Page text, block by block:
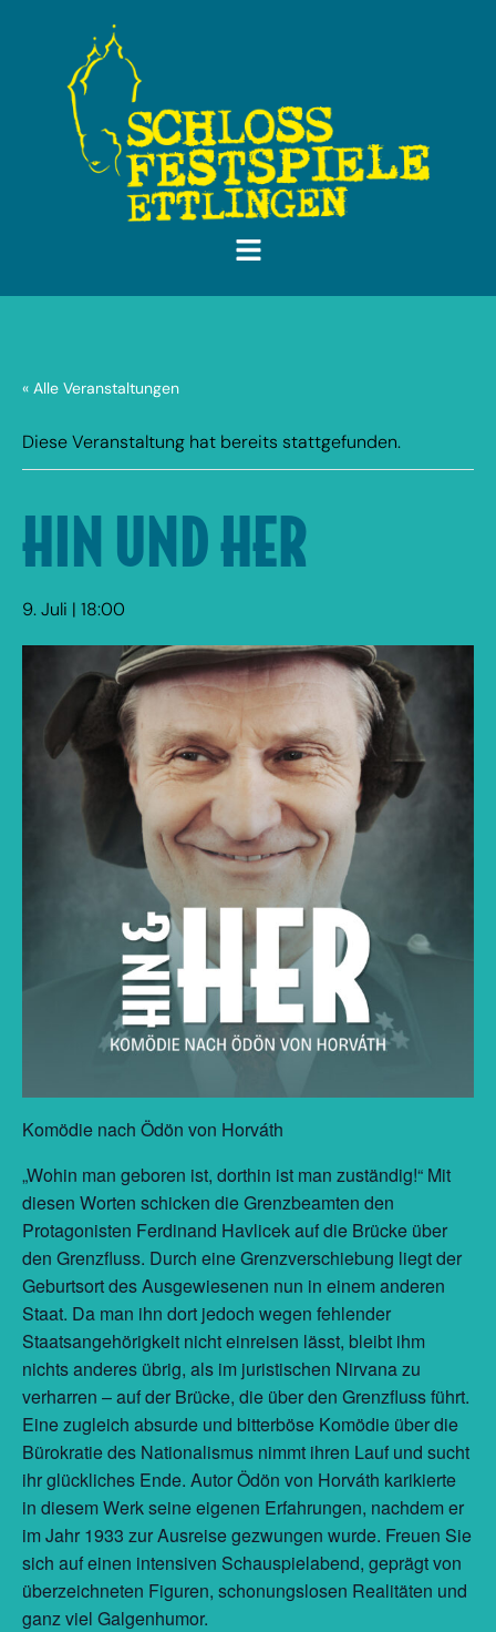
« Alle Veranstaltungen
Diese Veranstaltung hat bereits stattgefunden.
HIN UND HER
9. Juli | 18:00
Komödie nach Ödön von Horváth
„Wohin man geboren ist, dorthin ist man zuständig!“ Mit
diesen Worten schicken die Grenzbeamten den
Protagonisten Ferdinand Havlicek auf die Brücke über
den Grenzfluss. Durch eine Grenzverschiebung liegt der
Geburtsort des Ausgewiesenen nun in einem anderen
Staat. Da man ihn dort jedoch wegen fehlender
Staatsangehörigkeit nicht einreisen lässt, bleibt ihm
nichts anderes übrig, als im juristischen Nirvana zu
verharren – auf der Brücke, die über den Grenzfluss führt.
Eine zugleich absurde und bitterböse Komödie über die
Bürokratie des Nationalismus nimmt ihren Lauf und sucht
ihr glückliches Ende. Autor Ödön von Horváth karikierte
in diesem Werk seine eigenen Erfahrungen, nachdem er
im Jahr 1933 zur Ausreise gezwungen wurde. Freuen Sie
sich auf einen intensiven Schauspielabend, geprägt von
überzeichneten Figuren, schonungslosen Realitäten und
ganz viel Galgenhumor.